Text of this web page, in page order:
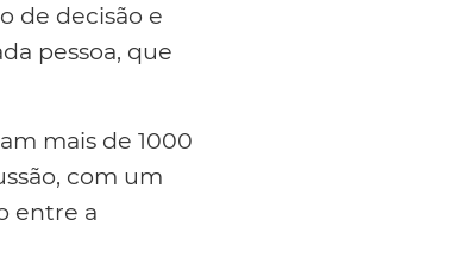
de decisão e
pessoa, que
mais de 1000
com um
entre a